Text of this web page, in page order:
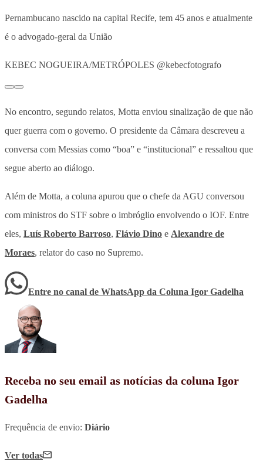
Pernambucano nascido na capital Recife, tem 45 anos e atualmente
é o advogado-geral da União
KEBEC NOGUEIRA/METRÓPOLES @kebecfotografo
No encontro, segundo relatos, Motta enviou sinalização de que não
quer guerra com o governo. O presidente da Câmara descreveu a
conversa com Messias como “boa” e “institucional” e ressaltou que
segue aberto ao diálogo.
Além de Motta, a coluna apurou que o chefe da AGU conversou
com ministros do STF sobre o imbróglio envolvendo o IOF. Entre
eles, Luís Roberto Barroso, Flávio Dino e Alexandre de
Moraes, relator do caso no Supremo.
Entre no canal de WhatsApp da Coluna Igor Gadelha
Receba no seu email as notícias da coluna Igor
Gadelha
Frequência de envio: Diário
Ver todas